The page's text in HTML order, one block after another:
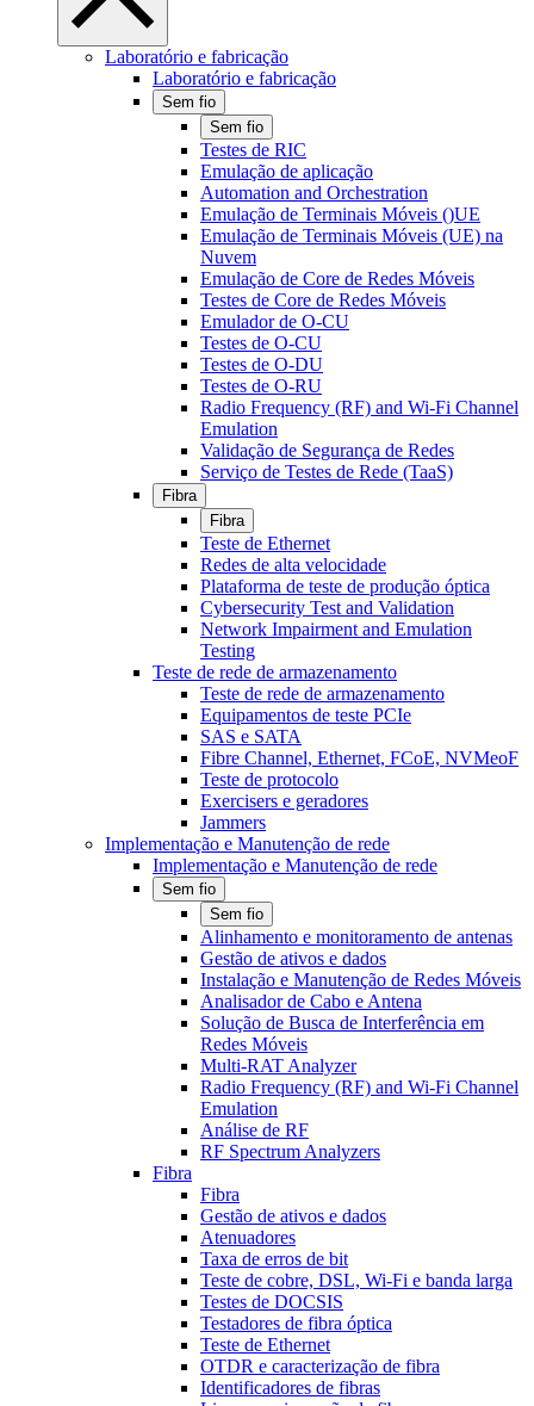
Laboratório e fabricação
Laboratório e fabricação
Sem fio
Sem fio
Testes de RIC
Emulação de aplicação
Automation and Orchestration
Emulação de Terminais Móveis ()UE
Emulação de Terminais Móveis (UE) na
Nuvem
Emulação de Core de Redes Móveis
Testes de Core de Redes Móveis
Emulador de O-CU
Testes de O-CU
Testes de O-DU
Testes de O-RU
Radio Frequency (RF) and Wi-Fi Channel
Emulation
Validação de Segurança de Redes
Serviço de Testes de Rede (TaaS)
Fibra
Fibra
Teste de Ethernet
Redes de alta velocidade
Plataforma de teste de produção óptica
Cybersecurity Test and Validation
Network Impairment and Emulation
Testing
Teste de rede de armazenamento
Teste de rede de armazenamento
Equipamentos de teste PCIe
SAS e SATA
Fibre Channel, Ethernet, FCoE, NVMeoF
Teste de protocolo
Exercisers e geradores
Jammers
Implementação e Manutenção de rede
Implementação e Manutenção de rede
Sem fio
Sem fio
Alinhamento e monitoramento de antenas
Gestão de ativos e dados
Instalação e Manutenção de Redes Móveis
Analisador de Cabo e Antena
Solução de Busca de Interferência em
Redes Móveis
Multi-RAT Analyzer
Radio Frequency (RF) and Wi-Fi Channel
Emulation
Análise de RF
RF Spectrum Analyzers
Fibra
Fibra
Gestão de ativos e dados
Atenuadores
Taxa de erros de bit
Teste de cobre, DSL, Wi-Fi e banda larga
Testes de DOCSIS
Testadores de fibra óptica
Teste de Ethernet
OTDR e caracterização de fibra
Identificadores de fibras